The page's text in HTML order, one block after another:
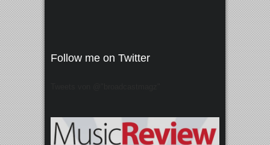
Follow me on Twitter